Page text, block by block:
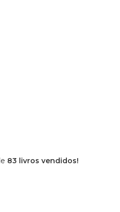
83 livros vendidos!